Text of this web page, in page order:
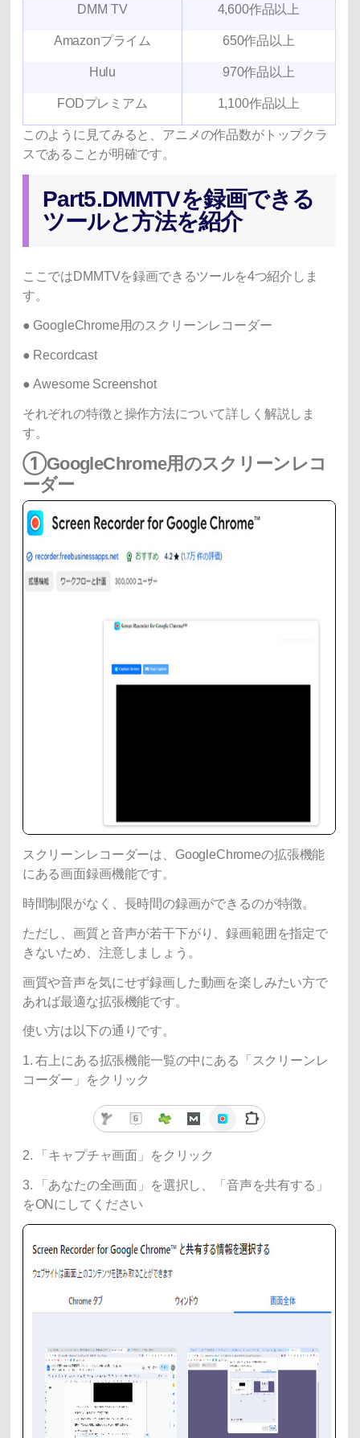
DMM TV 4,600作品以上
Amazonプライム 650作品以上
Hulu 970作品以上
FODプレミアム 1,100作品以上
このように見てみると、アニメの作品数がトップクラ
スであることが明確です。
Part5.DMMTVを録画できる
ツールと方法を紹介
ここではDMMTVを録画できるツールを4つ紹介しま
す。
● GoogleChrome用のスクリーンレコーダー
● Recordcast
● Awesome Screenshot
それぞれの特徴と操作方法について詳しく解説しま
す。
①GoogleChrome用のスクリーンレコ
ーダー
スクリーンレコーダーは、 GoogleChromeの拡張機能
にある画面録画機能です。
時間制限がなく、長時間の録画ができるのが特徴。
ただし、画質と音声が若干下がり、録画範囲を指定で
きないため、注意しましょう。
画質や音声を気にせず録画した動画を楽しみたい方で
あれば最適な拡張機能です。
使い方は以下の通りです。
1. 右上にある拡張機能一覧の中にある「スクリーンレ
コーダー」をクリック
2. 「キャプチャ画面」をクリック
3. 「あなたの全画面」を選択し、「音声を共有する」
をONにしてください